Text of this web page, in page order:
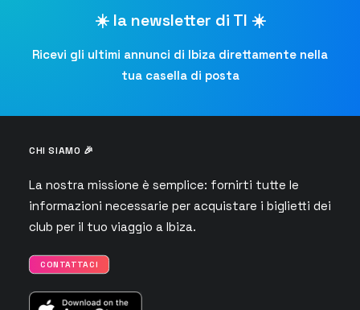
☀️ la newsletter di TI ☀️
Ricevi gli ultimi annunci di Ibiza direttamente nella
tua casella di posta
CHI SIAMO 🎉
La nostra missione è semplice: fornirti tutte le
informazioni necessarie per acquistare i biglietti dei
club per il tuo viaggio a Ibiza.
CONTATTACI